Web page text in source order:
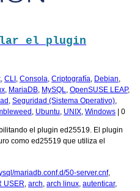
el plugin
CLI Consola Criptografía Debian
MariaDB MySQL OpenSUSE LEAP,
Seguridad (Sistema Operativo)
Ubuntu UNIX Windows | 0
el plugin ed25519. El plugin
como ed25519 que utiliza el
mariadb.conf.d/50-server.cnf,
USER arch arch linux autenticar,